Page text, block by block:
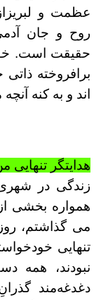
عظمت و
روح و جان
حقیقت است.
برافروخته
اند و به کنه
هدایتگر تنهایی
زندگی در
همواره بخشی از
می گذاشتم،
تنهایی
نبودند، همه
دغدغه‌مند